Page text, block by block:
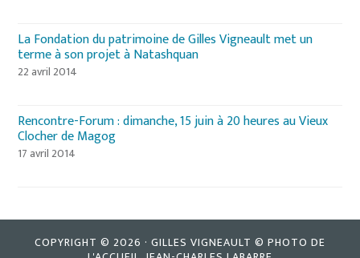
La Fondation du patrimoine de Gilles Vigneault met un
terme à son projet à Natashquan
22 avril 2014
Rencontre-Forum : dimanche, 15 juin à 20 heures au Vieux
Clocher de Magog
17 avril 2014
COPYRIGHT © 2026 · GILLES VIGNEAULT © PHOTO DE